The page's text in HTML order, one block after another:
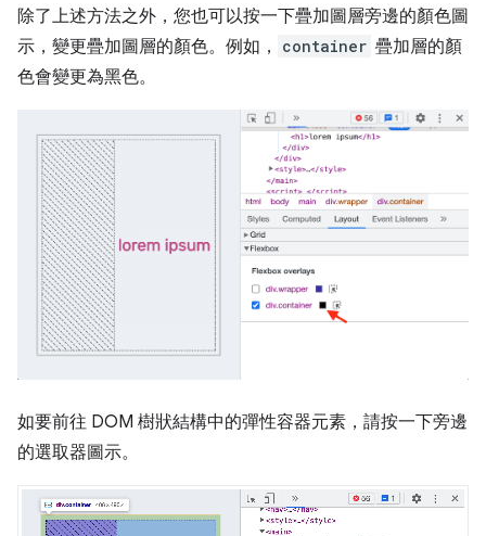
除了上述方法之外，您也可以按一下疊加圖層旁邊的顏色圖
示，變更疊加圖層的顏色。例如，
container 疊加層的顏
色會變更為黑色。
如要前往 DOM 樹狀結構中的彈性容器元素，請按一下旁邊
的選取器圖示。